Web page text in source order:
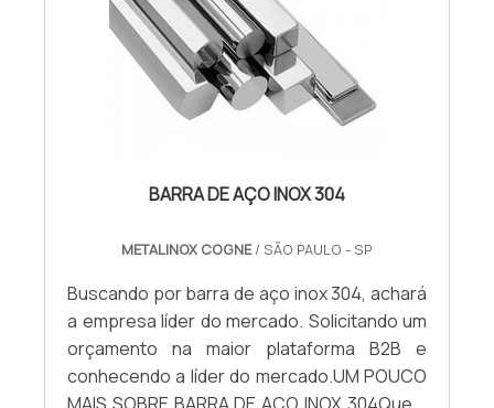
BARRA DE AÇO INOX 304
METALINOX COGNE/ SÃO PAULO - SP
Buscando por barra de aço inox 304, achará
a empresa líder do mercado. Solicitando um
orçamento na maior plataforma B2B e
conhecendo a líder do mercado.UM POUCO